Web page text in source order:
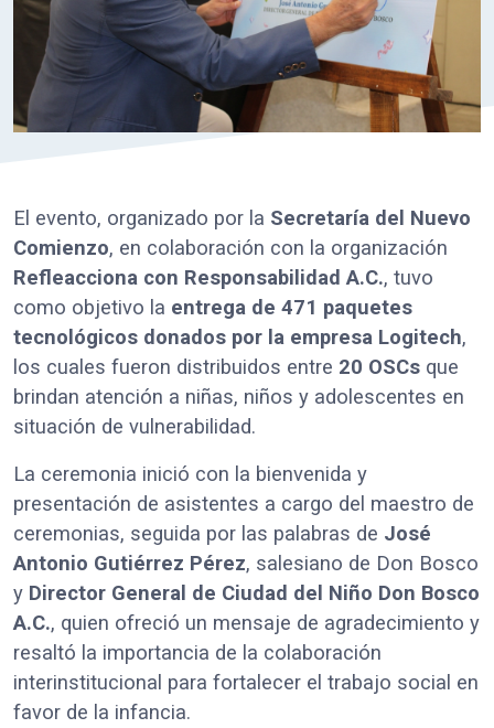
El evento, organizado por la Secretaría del Nuevo
Comienzo, en colaboración con la organización
Refleacciona con Responsabilidad A.C., tuvo
como objetivo la entrega de 471 paquetes
tecnológicos donados por la empresa Logitech,
los cuales fueron distribuidos entre 20 OSCs que
brindan atención a niñas, niños y adolescentes en
situación de vulnerabilidad.
La ceremonia inició con la bienvenida y
presentación de asistentes a cargo del maestro de
ceremonias, seguida por las palabras de José
Antonio Gutiérrez Pérez, salesiano de Don Bosco
y Director General de Ciudad del Niño Don Bosco
A.C., quien ofreció un mensaje de agradecimiento y
resaltó la importancia de la colaboración
interinstitucional para fortalecer el trabajo social en
favor de la infancia.